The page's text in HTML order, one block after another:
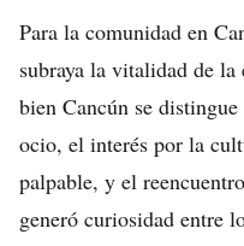
Para la comunidad en
subraya la vitalidad de
bien Cancún se
ocio, el interés por la
palpable, y el
generó curiosidad entre